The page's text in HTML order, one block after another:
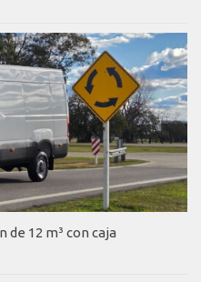
de 12 m³ con caja